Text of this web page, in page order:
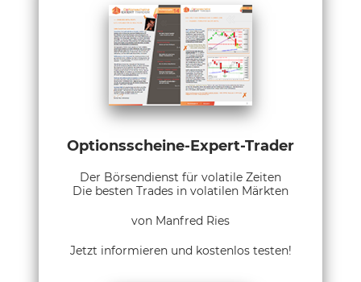
Optionsscheine-Expert-Trader
Der Börsendienst für volatile Zeiten
Die besten Trades in volatilen Märkten
von Manfred Ries
Jetzt informieren und kostenlos testen!